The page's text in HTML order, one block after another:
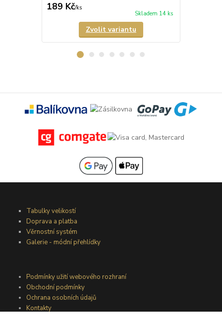
189 Kč/ks
Skladem 14 ks
Zvolit variantu
Tabulky velikostí
Doprava a platba
Věrnostní systém
Galerie - módní přehlídky
Podmínky užití webového rozhraní
Obchodní podmínky
Ochrana osobních údajů
Kontakty